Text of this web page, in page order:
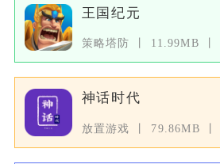
王国纪元
策略塔防 11.99MB
神话时代
放置游戏 79.86MB